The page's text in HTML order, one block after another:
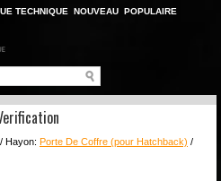
TECHNIQUE NOUVEAU POPULAIRE
Hayon: Porte De Coffre (pour Hatchback) /